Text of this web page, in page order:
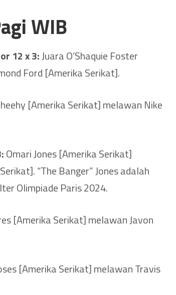
WIB
12 x 3:Juara O’Shaquie Foster
Ford [Amerika Serikat].
[Amerika Serikat] melawan Nike
Omari Jones [Amerika Serikat]
“The Banger” Jones adalah
Olimpiade Paris 2024.
[Amerika Serikat] melawan Javon
[Amerika Serikat] melawan Travis